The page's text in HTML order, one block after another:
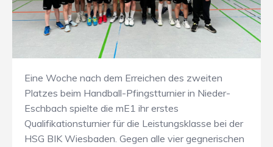
Eine Woche nach dem Erreichen des zweiten
Platzes beim Handball-Pfingstturnier in Nieder-
Eschbach spielte die mE1 ihr erstes
Qualifikationsturnier für die Leistungsklasse bei der
HSG BIK Wiesbaden. Gegen alle vier gegnerischen